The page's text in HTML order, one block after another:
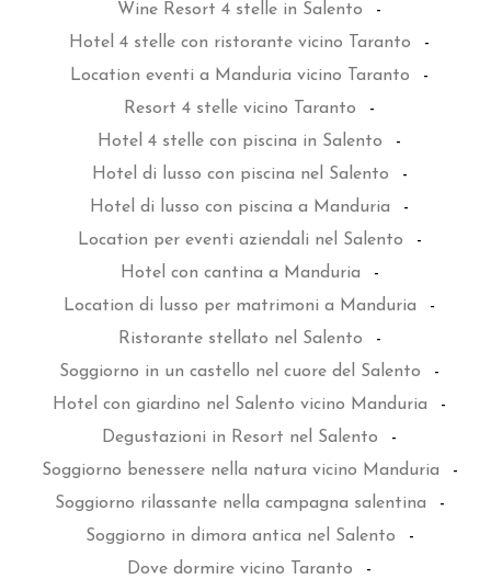
Wine Resort 4 stelle in Salento
-
Hotel 4 stelle con ristorante vicino Taranto
-
Location eventi a Manduria vicino Taranto
-
Resort 4 stelle vicino Taranto
-
Hotel 4 stelle con piscina in Salento
-
Hotel di lusso con piscina nel Salento
-
Hotel di lusso con piscina a Manduria
-
Location per eventi aziendali nel Salento
-
Hotel con cantina a Manduria
-
Location di lusso per matrimoni a Manduria
-
Ristorante stellato nel Salento
-
Soggiorno in un castello nel cuore del Salento
-
Hotel con giardino nel Salento vicino Manduria
-
Degustazioni in Resort nel Salento
-
Soggiorno benessere nella natura vicino Manduria
-
Soggiorno rilassante nella campagna salentina
-
Soggiorno in dimora antica nel Salento
-
Dove dormire vicino Taranto
-